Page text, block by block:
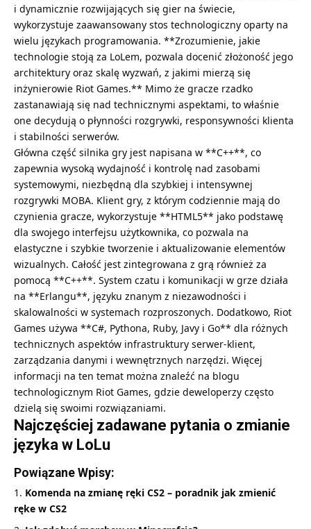
i dynamicznie rozwijających się gier na świecie,
wykorzystuje zaawansowany stos technologiczny oparty na
wielu językach programowania. **Zrozumienie, jakie
technologie stoją za LoLem, pozwala docenić złożoność jego
architektury oraz skalę wyzwań, z jakimi mierzą się
inżynierowie Riot Games.** Mimo że gracze rzadko
zastanawiają się nad technicznymi aspektami, to właśnie
one decydują o płynności rozgrywki, responsywności klienta
i stabilności serwerów.
Główna część silnika gry jest napisana w **C++**, co
zapewnia wysoką wydajność i kontrolę nad zasobami
systemowymi, niezbędną dla szybkiej i intensywnej
rozgrywki MOBA. Klient gry, z którym codziennie mają do
czynienia gracze, wykorzystuje **HTML5** jako podstawę
dla swojego interfejsu użytkownika, co pozwala na
elastyczne i szybkie tworzenie i aktualizowanie elementów
wizualnych. Całość jest zintegrowana z grą również za
pomocą **C++**. System czatu i komunikacji w grze działa
na **Erlangu**, języku znanym z niezawodności i
skalowalności w systemach rozproszonych. Dodatkowo, Riot
Games używa **C#, Pythona, Ruby, Javy i Go** dla różnych
technicznych aspektów infrastruktury serwer-klient,
zarządzania danymi i wewnętrznych narzędzi. Więcej
informacji na ten temat można znaleźć na blogu
technologicznym Riot Games, gdzie deweloperzy często
dzielą się swoimi rozwiązaniami.
Najczęściej zadawane pytania o zmianie
języka w LoLu
Powiązane Wpisy:
Komenda na zmianę ręki CS2 – poradnik jak zmienić
ręke w CS2